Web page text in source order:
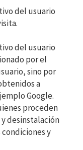
del usuario
del usuario
por el
sino por
a
Google.
proceden
desinstalación
condiciones y